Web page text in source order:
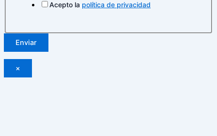
Acepto la política de privacidad
Enviar
×